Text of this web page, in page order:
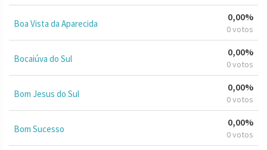
Boa Vista da Aparecida
0,00%
0 votos
Bocaiúva do Sul
0,00%
0 votos
Bom Jesus do Sul
0,00%
0 votos
Bom Sucesso
0,00%
0 votos